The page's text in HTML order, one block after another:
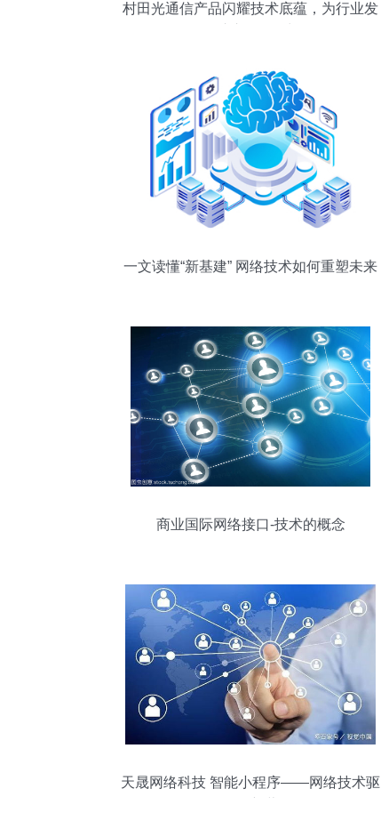
村田光通信产品闪耀技术底蕴，为行业发
一文读懂“新基建” 网络技术如何重塑未来
商业国际网络接口-技术的概念
天晟网络科技 智能小程序——网络技术驱